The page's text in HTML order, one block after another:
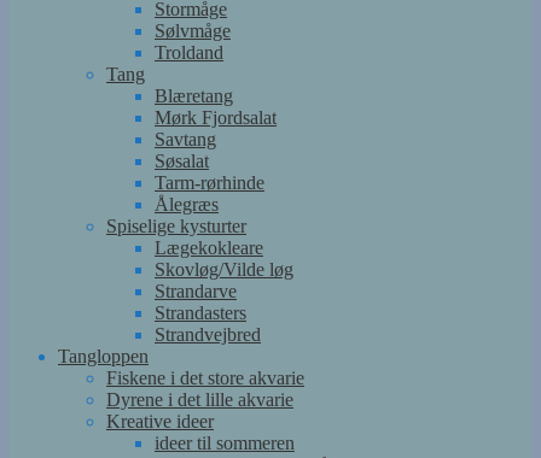
Stormåge
Sølvmåge
Troldand
Tang
Blæretang
Mørk Fjordsalat
Savtang
Søsalat
Tarm-rørhinde
Ålegræs
Spiselige kysturter
Lægekokleare
Skovløg/Vilde løg
Strandarve
Strandasters
Strandvejbred
Tangloppen
Fiskene i det store akvarie
Dyrene i det lille akvarie
Kreative ideer
ideer til sommeren